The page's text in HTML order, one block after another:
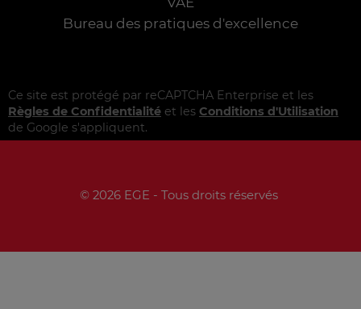
Bureau des pratiques d'excellence
Ce site est protégé par reCAPTCHA Enterprise et les
Règles de Confidentialité et les Conditions d'Utilisation
de Google s'appliquent.
© 2026 EGE - Tous droits réservés